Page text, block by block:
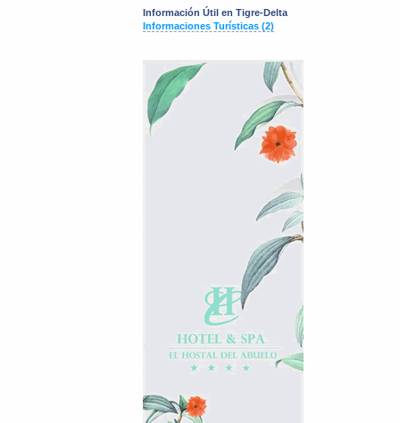
Información Útil en Tigre-Delta
Informaciones Turísticas (2)